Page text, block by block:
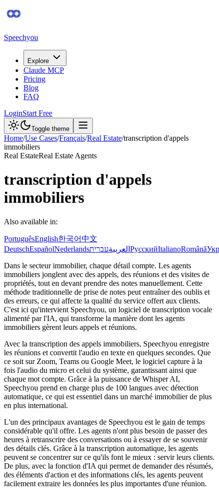
Speechyou
Explore
Claude MCP
Pricing
Blog
FAQ
LoginStart Free
Toggle theme
Home/Use Cases/Français/Real Estate/transcription d'appels
immobiliers
Real EstateReal Estate Agents
transcription d'appels
immobiliers
Also available in:
PortuguêsEnglish한국어中文
DeutschEspañolNederlands العربيةעברית РусскийItalianoRomână
Dans le secteur immobilier, chaque détail compte. Les agents
immobiliers jonglent avec des appels, des réunions et des visites de
propriétés, tout en devant prendre des notes manuellement. Cette
méthode traditionnelle de prise de notes peut entraîner des oublis et
des erreurs, ce qui affecte la qualité du service offert aux clients.
C'est ici qu'intervient Speechyou, un logiciel de transcription vocale
alimenté par l'IA, qui transforme la manière dont les agents
immobiliers gèrent leurs appels et réunions.
Avec la transcription des appels immobiliers, Speechyou enregistre
les réunions et convertit l'audio en texte en quelques secondes. Que
ce soit sur Zoom, Teams ou Google Meet, le logiciel capture à la
fois l'audio du micro et celui du système, garantissant ainsi que
chaque mot compte. Grâce à la puissance de Whisper AI,
Speechyou prend en charge plus de 100 langues avec détection
automatique, ce qui est essentiel dans un marché immobilier de plus
en plus international.
L'un des principaux avantages de Speechyou est le gain de temps
considérable qu'il offre. Les agents n'ont plus besoin de passer des
heures à retranscrire des conversations ou à essayer de se souvenir
des détails clés. Grâce à la transcription automatique, les agents
peuvent se concentrer sur ce qu'ils font le mieux : servir leurs clients.
De plus, avec la fonction d'IA qui permet de demander des résumés,
des éléments d'action et des informations clés, les agents peuvent
facilement extraire les données les plus importantes d'une réunion.